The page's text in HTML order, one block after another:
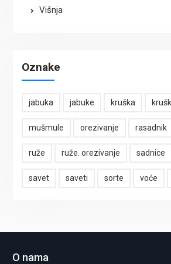
Višnja
Oznake
jabuka jabuke kruška
mušmule orezivanje rasadnik
ruže ruže. orezivanje sadnice
savet saveti sorte voće
O nama